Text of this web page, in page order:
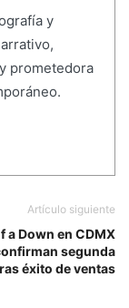
y
prometedora
Artículo siguiente
a Down en CDMX
segunda
éxito de ventas